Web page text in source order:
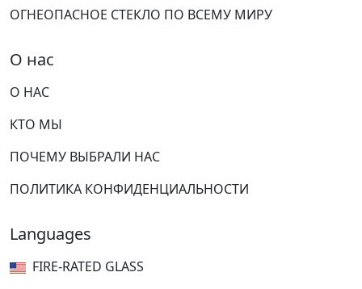
ОГНЕОПАСНОЕ СТЕКЛО ПО ВСЕМУ МИРУ
О нас
О НАС
КТО МЫ
ПОЧЕМУ ВЫБРАЛИ НАС
ПОЛИТИКА КОНФИДЕНЦИАЛЬНОСТИ
Languages
FIRE-RATED GLASS